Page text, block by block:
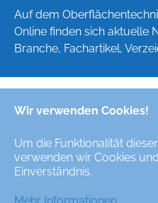
Wir verwenden Cookies!
Um die Funktionalität
verwenden wir Cookies
Einverständnis.
Auf dem
Online finden sich aktuelle
Branche, Fachartikel,
Deutsch
Alle Rechte/All Rights
das digitale
surface technologies